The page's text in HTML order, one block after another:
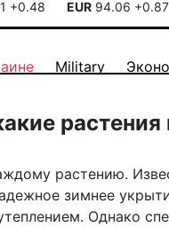
+0.48 EUR 94.06 +0.87
Military
растению.
зимнее
Однако